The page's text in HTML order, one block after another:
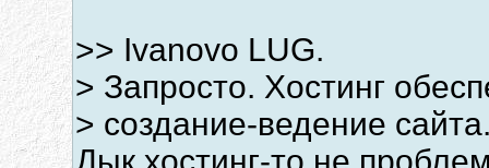
>> Ivanovo LUG.
> Запросто. Хостинг
> создание-ведение